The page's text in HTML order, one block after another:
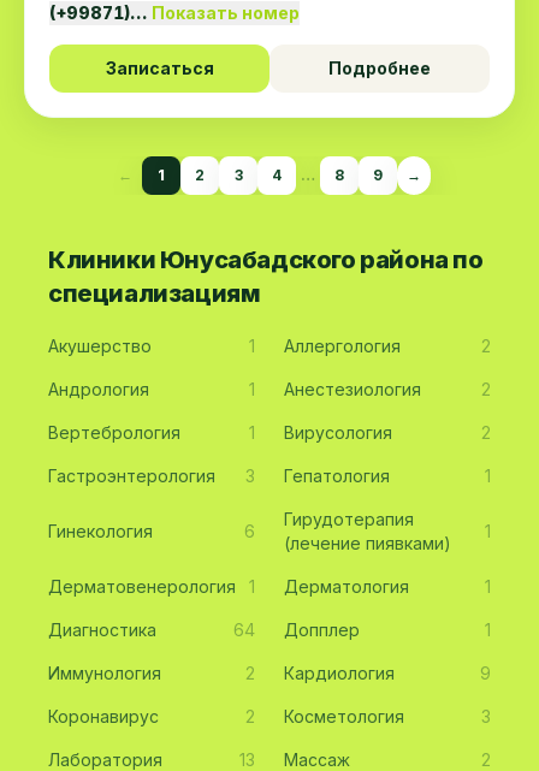
(+99871)… Показать номер
Записаться Подробнее
← 1 2 3 4 … 8 9 →
Клиники Юнусабадского района по
специализациям
Акушерство 1 Аллергология 2
Андрология 1 Анестезиология 2
Вертебрология 1 Вирусология 2
Гастроэнтерология 3 Гепатология 1
Гинекология 6
Гирудотерапия
(лечение пиявками)
1
Дерматовенерология 1 Дерматология 1
Диагностика 64 Допплер 1
Иммунология 2 Кардиология 9
Коронавирус 2 Косметология 3
Лаборатория 13 Массаж 2